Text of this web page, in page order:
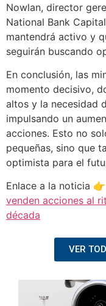
Nowlan, director
National Bank
mantendrá activo y
seguirán buscando
En conclusión, las
momento decisivo,
altos y la necesidad
impulsando un
acciones. Esto no
pequeñas, sino que
optimista para el
Enlace a la noticia 👉
venden acciones al
década
VER